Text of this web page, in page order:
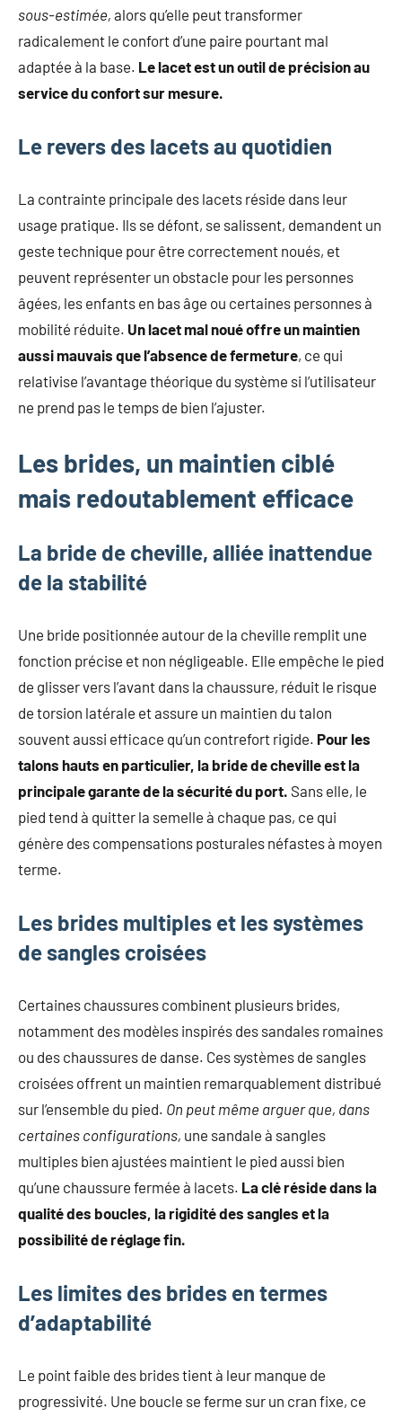
sous-estimée, alors qu’elle peut transformer
radicalement le confort d’une paire pourtant mal
adaptée à la base. Le lacet est un outil de précision au
service du confort sur mesure.
Le revers des lacets au quotidien
La contrainte principale des lacets réside dans leur
usage pratique. Ils se défont, se salissent, demandent un
geste technique pour être correctement noués, et
peuvent représenter un obstacle pour les personnes
âgées, les enfants en bas âge ou certaines personnes à
mobilité réduite. Un lacet mal noué offre un maintien
aussi mauvais que l’absence de fermeture, ce qui
relativise l’avantage théorique du système si l’utilisateur
ne prend pas le temps de bien l’ajuster.
Les brides, un maintien ciblé
mais redoutablement efficace
La bride de cheville, alliée inattendue
de la stabilité
Une bride positionnée autour de la cheville remplit une
fonction précise et non négligeable. Elle empêche le pied
de glisser vers l’avant dans la chaussure, réduit le risque
de torsion latérale et assure un maintien du talon
souvent aussi efficace qu’un contrefort rigide. Pour les
talons hauts en particulier, la bride de cheville est la
principale garante de la sécurité du port. Sans elle, le
pied tend à quitter la semelle à chaque pas, ce qui
génère des compensations posturales néfastes à moyen
terme.
Les brides multiples et les systèmes
de sangles croisées
Certaines chaussures combinent plusieurs brides,
notamment des modèles inspirés des sandales romaines
ou des chaussures de danse. Ces systèmes de sangles
croisées offrent un maintien remarquablement distribué
sur l’ensemble du pied. On peut même arguer que, dans
certaines configurations, une sandale à sangles
multiples bien ajustées maintient le pied aussi bien
qu’une chaussure fermée à lacets. La clé réside dans la
qualité des boucles, la rigidité des sangles et la
possibilité de réglage fin.
Les limites des brides en termes
d’adaptabilité
Le point faible des brides tient à leur manque de
progressivité. Une boucle se ferme sur un cran fixe, ce